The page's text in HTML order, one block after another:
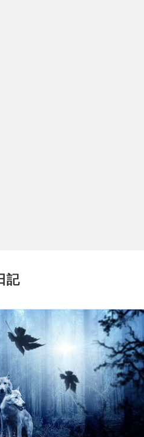
記